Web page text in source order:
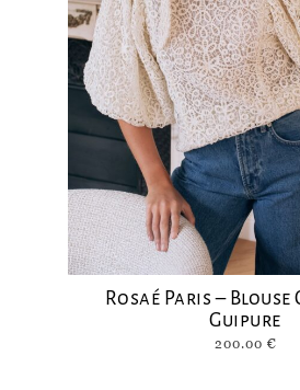
Rosaé Paris – Blouse
Guipure
200.00 €